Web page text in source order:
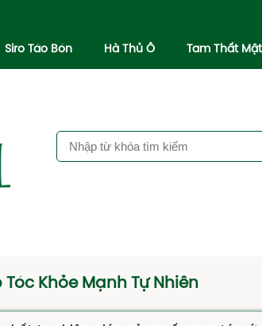
Siro Táo Bón Hà Thủ Ô Tam Thất
Khỏe Mạnh Tự Nhiên